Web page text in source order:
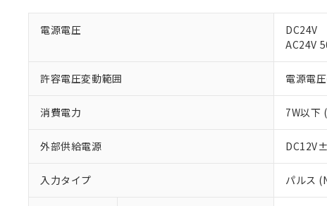
電源電圧
DC24V
AC24V
許容電圧変動範囲 電源電
消費電力 7W以下
外部供給電源
入力タイプ パルス